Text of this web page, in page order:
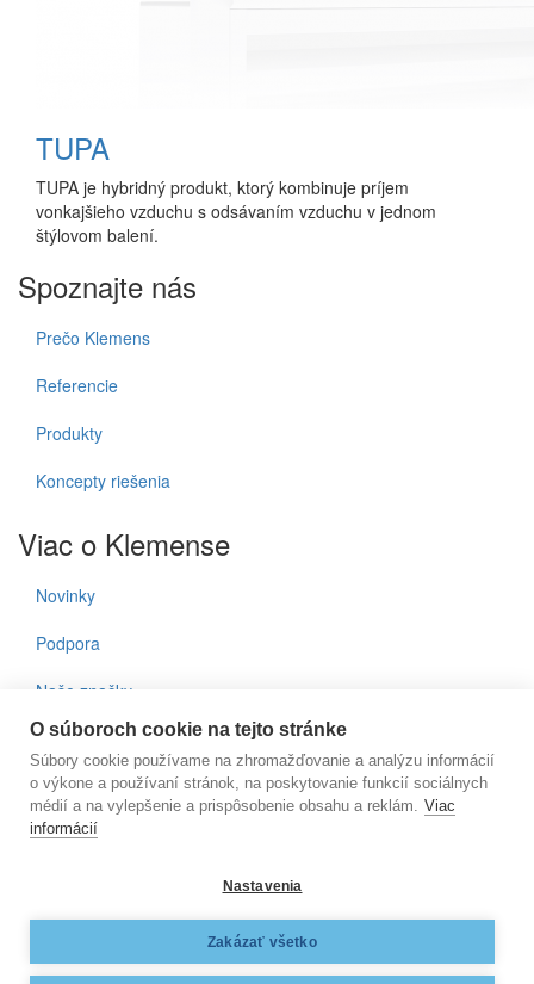
TUPA
TUPA je hybridný produkt, ktorý kombinuje príjem
vonkajšieho vzduchu s odsávaním vzduchu v jednom
štýlovom balení.
Spoznajte nás
Prečo Klemens
Referencie
Produkty
Koncepty riešenia
Viac o Klemense
Novinky
Podpora
Naše značky
Kontakty
Prihlásenie do noviniek
E-mail
KLEMENS, s.r.o., Nižnianska 6572/2, 080 06 Ľubotice, e-
klemens@klemens.sk, mobil: +42 (1) 917 350 013
O súboroch cookie na tejto stránke
Súbory cookie používame na zhromažďovanie a analýzu informácií
o výkone a používaní stránok, na poskytovanie funkcií sociálnych
médií a na vylepšenie a prispôsobenie obsahu a reklám. Viac
informácií
Nastavenia
Zakázať všetko